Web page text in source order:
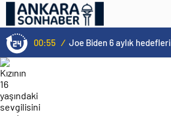
00:55 /